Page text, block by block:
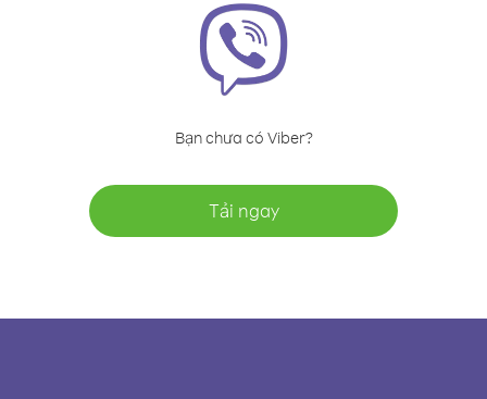
Bạn chưa có Viber?
Tải ngay